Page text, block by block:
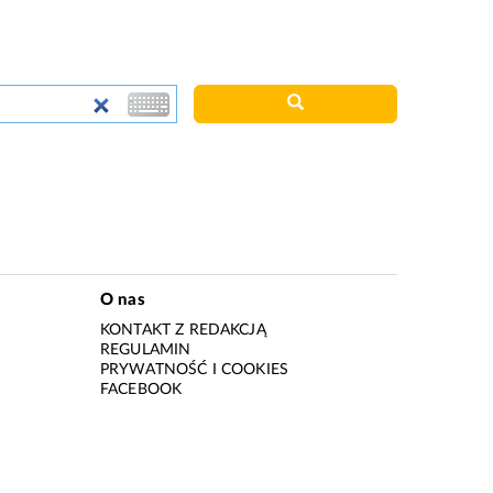
O nas
KONTAKT Z REDAKCJĄ
REGULAMIN
PRYWATNOŚĆ I COOKIES
FACEBOOK